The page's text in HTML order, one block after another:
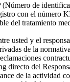
de
con el número
del tratamiento
usted y el
de la
directo del
de la actividad